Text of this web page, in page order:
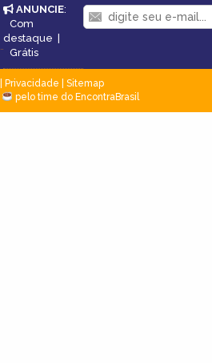
ANUNCIE:
Com
destaque |
Grátis
Privacidade
Sitemap
pelo time do EncontraBrasil